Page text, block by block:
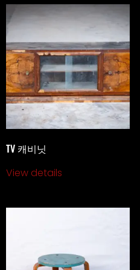
TV 캐비닛
View details